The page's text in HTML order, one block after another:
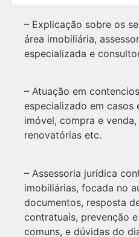
– Explicação sobre os
área imobiliária,
especializada e
– Atuação em
especializado em casos
imóvel, compra e
renovatórias etc.
– Assessoria jurídica
imobiliárias, focada no
documentos, resposta
contratuais, prevenção
comuns, e dúvidas do